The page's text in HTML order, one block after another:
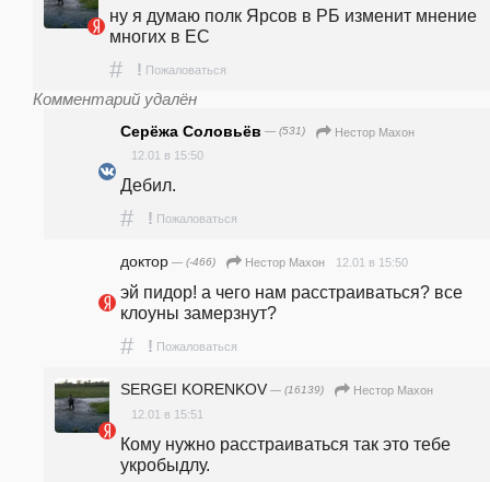
ну я думаю полк Ярсов в РБ изменит мнение
многих в ЕС
# ! Пожаловаться
Комментарий удалён
Серёжа Соловьёв — (531)
Нестор Махон
12.01 в 15:50
Дебил.
# ! Пожаловаться
доктор — (-466) Нестор Махон 12.01 в 15:50
эй пидор! а чего нам расстраиваться? все
клоуны замерзнут?
# ! Пожаловаться
SERGEI KORENKOV — (16139)
Нестор Махон
12.01 в 15:51
Кому нужно расстраиваться так это тебе
укробыдлу.